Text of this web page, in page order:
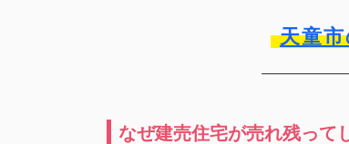
天童
なぜ建売住宅が売れ残って